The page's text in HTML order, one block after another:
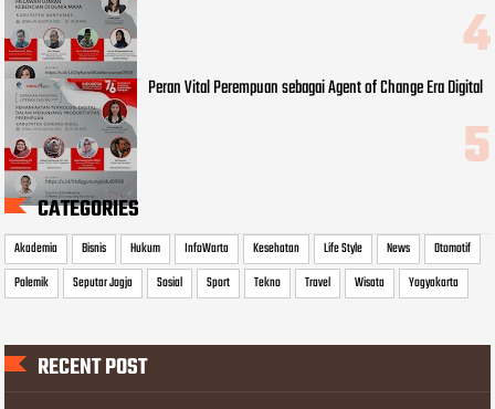
Peran Vital Perempuan sebagai Agent of Change Era Digital
CATEGORIES
Akademia Bisnis Hukum InfoWarta Kesehatan Life Style News
Otomotif
Polemik
Seputar Jogja Sosial Sport Tekno Travel Wisata Yogyakarta
RECENT POST